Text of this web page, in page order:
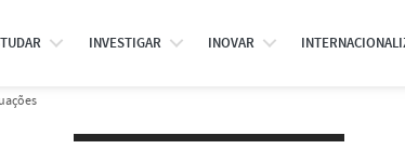
INVESTIGAR INOVAR